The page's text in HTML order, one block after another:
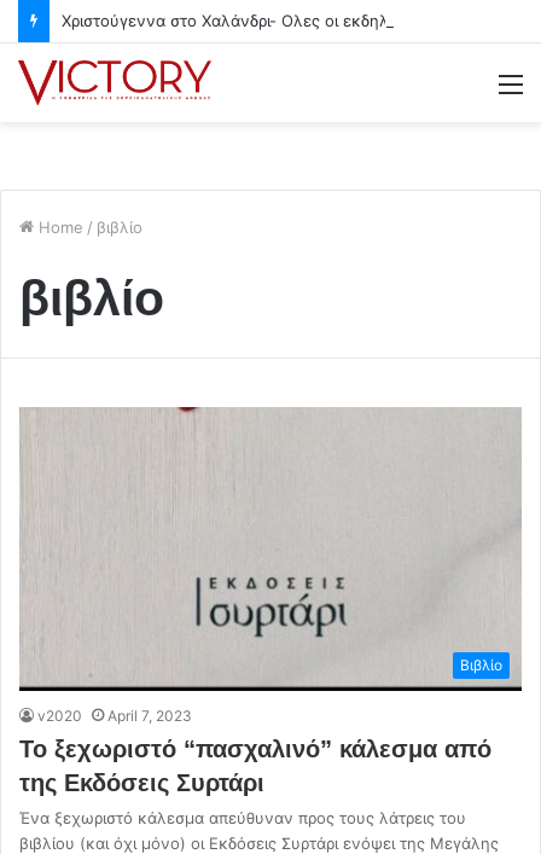
Home / βιβλίο
βιβλίο
Βιβλίο
v2020 April 7, 2023
Το ξεχωριστό “πασχαλινό” κάλεσμα από
της Εκδόσεις Συρτάρι
Ένα ξεχωριστό κάλεσμα απεύθυναν προς τους λάτρεις του
βιβλίου (και όχι μόνο) οι Εκδόσεις Συρτάρι ενόψει της Μεγάλης